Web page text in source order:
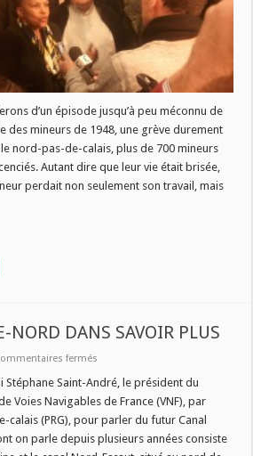
CONTINUE
d’un épisode jusqu’à peu méconnu de
des mineurs de 1948, une grève durement
nord-pas-de-calais, plus de 700 mineurs
Autant dire que leur vie était brisée,
perdait non seulement son travail, mais
NORD DANS SAVOIR PLUS
fermés
CANAL
NORD
DANS
SAVOIR
PLUS
Stéphane Saint-André, le président du
Voies Navigables de France (VNF), par
calais (PRG), pour parler du futur Canal
on parle depuis plusieurs années consiste